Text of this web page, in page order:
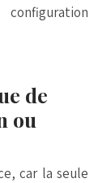
de
ou
car la seule